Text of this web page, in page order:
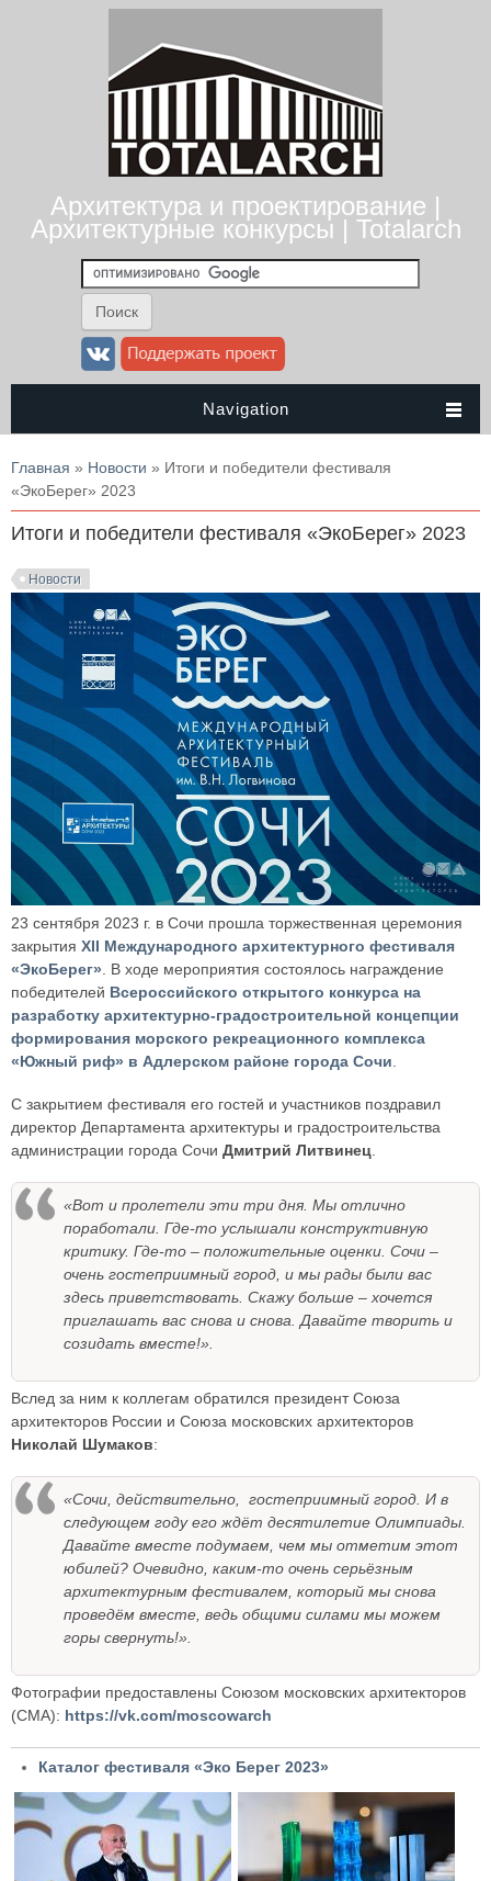
Архитектура и проектирование |
Архитектурные конкурсы | Totalarch
Navigation
Вы здесь
Главная » Новости » Итоги и победители фестиваля
«ЭкоБерег» 2023
Итоги и победители фестиваля «ЭкоБерег» 2023
Новости
23 сентября 2023 г. в Сочи прошла торжественная церемония
закрытия XII Международного архитектурного фестиваля
«ЭкоБерег» . В ходе мероприятия состоялось награждение
победителей Всероссийского открытого конкурса на
разработку архитектурно-градостроительной концепции
формирования морского рекреационного комплекса
«Южный риф» в Адлерском районе города Сочи
С закрытием фестиваля его гостей и участников поздравил
директор Департамента архитектуры и градостроительства
администрации города Сочи Дмитрий Литвинец
«Вот и пролетели эти три дня. Мы отлично
поработали. Где-то услышали конструктивную
критику. Где-то – положительные оценки. Сочи –
очень гостеприимный город, и мы рады были вас
здесь приветствовать. Скажу больше – хочется
приглашать вас снова и снова. Давайте творить и
созидать вместе!».
Вслед за ним к коллегам обратился президент Союза
архитекторов России и Союза московских архитекторов
Николай Шумаков:
«Сочи, действительно, гостеприимный город. И в
следующем году его ждёт десятилетие Олимпиады.
Давайте вместе подумаем, чем мы отметим этот
юбилей? Очевидно, каким-то очень серьёзным
архитектурным фестивалем, который мы снова
проведём вместе, ведь общими силами мы можем
горы свернуть!».
Фотографии предоставлены Союзом московских архитекторов
(СМА): https://vk.com/moscowarch
Каталог фестиваля «Эко Берег 2023»